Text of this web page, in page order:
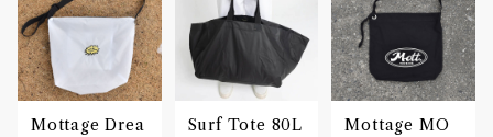
Mottage Drea
Surf Tote 80L
Mottage MO